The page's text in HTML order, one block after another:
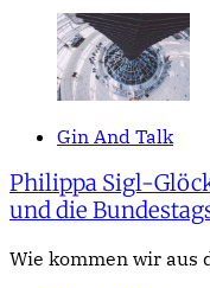
Gin And Talk
Philippa Sigl-
und die
Wie kommen wir aus